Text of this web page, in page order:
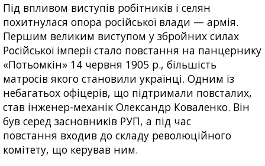
Під впливом виступів робітників і селян
похитнулася опора російської влади — армія.
Першим великим виступом у збройних силах
Російської імперії стало повстання на панцернику
«Потьомкін» 14 червня 1905 р., більшість
матросів якого становили українці. Одним із
небагатьох офіцерів, що підтримали повсталих,
став інженер-механік Олександр Коваленко. Він
був серед засновників РУП, а під час
повстання входив до складу революційного
комітету, що керував ним.